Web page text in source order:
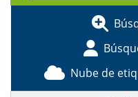
Nube de